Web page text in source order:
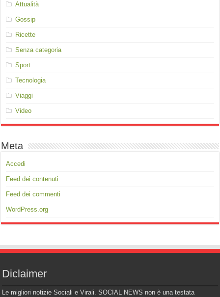
Attualità
Gossip
Ricette
Senza categoria
Sport
Tecnologia
Viaggi
Video
Meta
Accedi
Feed dei contenuti
Feed dei commenti
WordPress.org
Diclaimer
Le migliori notizie Sociali e Virali. SOCIAL NEWS non è una testata